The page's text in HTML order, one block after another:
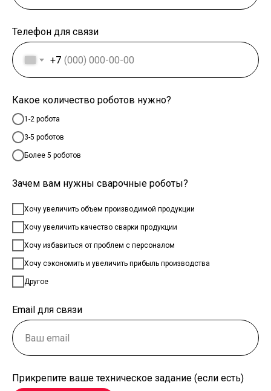
Телефон для связи
+7
Какое количество роботов нужно?
1-2 робота
3-5 роботов
Более 5 роботов
Зачем вам нужны сварочные роботы?
Хочу увеличить объем производимой продукции
Хочу увеличить качество сварки продукции
Хочу избавиться от проблем с персоналом
Хочу сэкономить и увеличить прибыль производства
Другое
Email для связи
Прикрепите ваше техническое задание (если есть)